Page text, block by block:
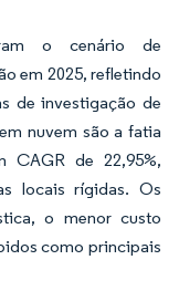
o cenário de
em 2025, refletindo
de investigação de
nuvem são a fatia
CAGR de 22,95%,
locais rígidas. Os
o menor custo
como principais